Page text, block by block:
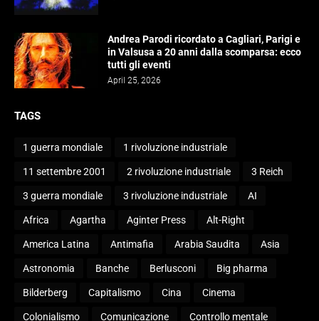
Andrea Parodi ricordato a Cagliari, Parigi e
in Valsusa a 20 anni dalla scomparsa: ecco
tutti gli eventi
April 25, 2026
TAGS
1 guerra mondiale 1 rivoluzione industriale
11 settembre 2001 2 rivoluzione industriale 3 Reich
3 guerra mondiale 3 rivoluzione industriale AI
Africa Agartha Aginter Press Alt-Right
America Latina Antimafia Arabia Saudita Asia
Astronomia Banche Berlusconi Big pharma
Bilderberg Capitalismo Cina Cinema
Colonialismo Comunicazione Controllo mentale